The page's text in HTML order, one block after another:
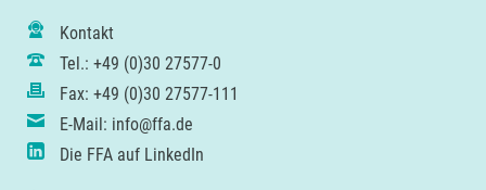
Kontakt
Tel.: +49 (0)30 27577-0
Fax: +49 (0)30 27577-111
E-Mail: info@ffa.de
Die FFA auf LinkedIn